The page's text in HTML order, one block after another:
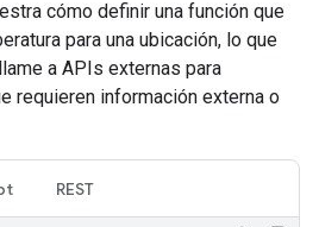
cómo definir una función que
para una ubicación, lo que
a APIs externas para
requieren información externa o
REST